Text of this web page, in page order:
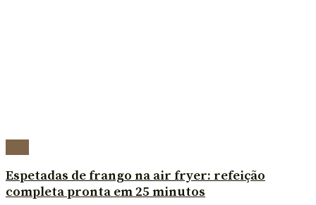
Espetadas de frango na air fryer: refeição
completa pronta em 25 minutos